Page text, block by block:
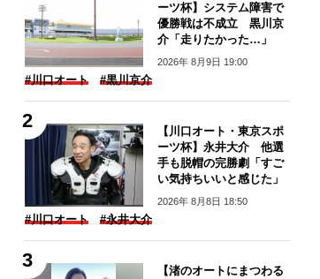
ーツ杯】システム障害で
優勝戦は不成立 黒川京
介「走りたかった…」
2026年 8月9日 19:00
#川口オート #黒川京介
【川口オート・東京スポ
ーツ杯】永井大介 他選
手も脱帽の完勝劇「すご
い気持ちいいと感じた」
2026年 8月8日 18:50
#川口オート #永井大介
【渚のオートにまつわる